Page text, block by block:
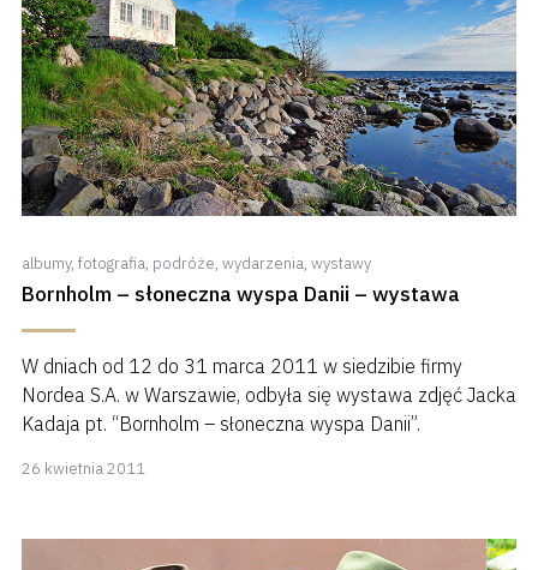
albumy, fotografia, podróże, wydarzenia, wystawy
Bornholm – słoneczna wyspa Danii – wystawa
W dniach od 12 do 31 marca 2011 w siedzibie firmy
Nordea S.A. w Warszawie, odbyła się wystawa zdjęć Jacka
Kadaja pt. “Bornholm – słoneczna wyspa Danii”.
26 kwietnia 2011kwietnia